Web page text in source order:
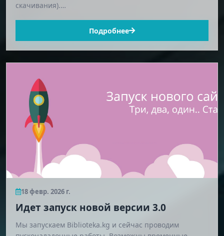
скачивания).…
Подробнее
18 февр. 2026 г.
Идет запуск новой версии 3.0
Мы запускаем Biblioteka.kg и сейчас проводим